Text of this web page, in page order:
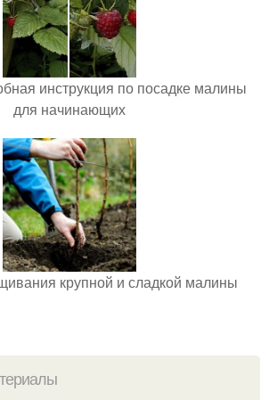
инструкция по посадке малины
для начинающих
крупной и сладкой малины